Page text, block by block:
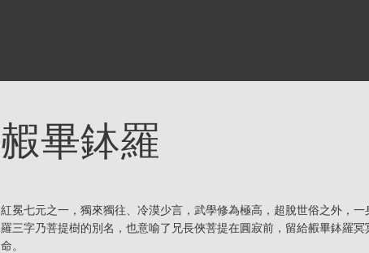
赮畢鉢羅
紅冕七元之一，獨來獨往、冷漠少言，武學修為極高，超脫世俗之外，
羅三字乃菩提樹的別名，也意喻了兄長俠菩提在圓寂前，留給赮畢鉢羅
命。